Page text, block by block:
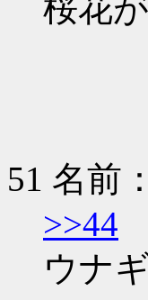
桜花
51 名前：
>>44
ウナ